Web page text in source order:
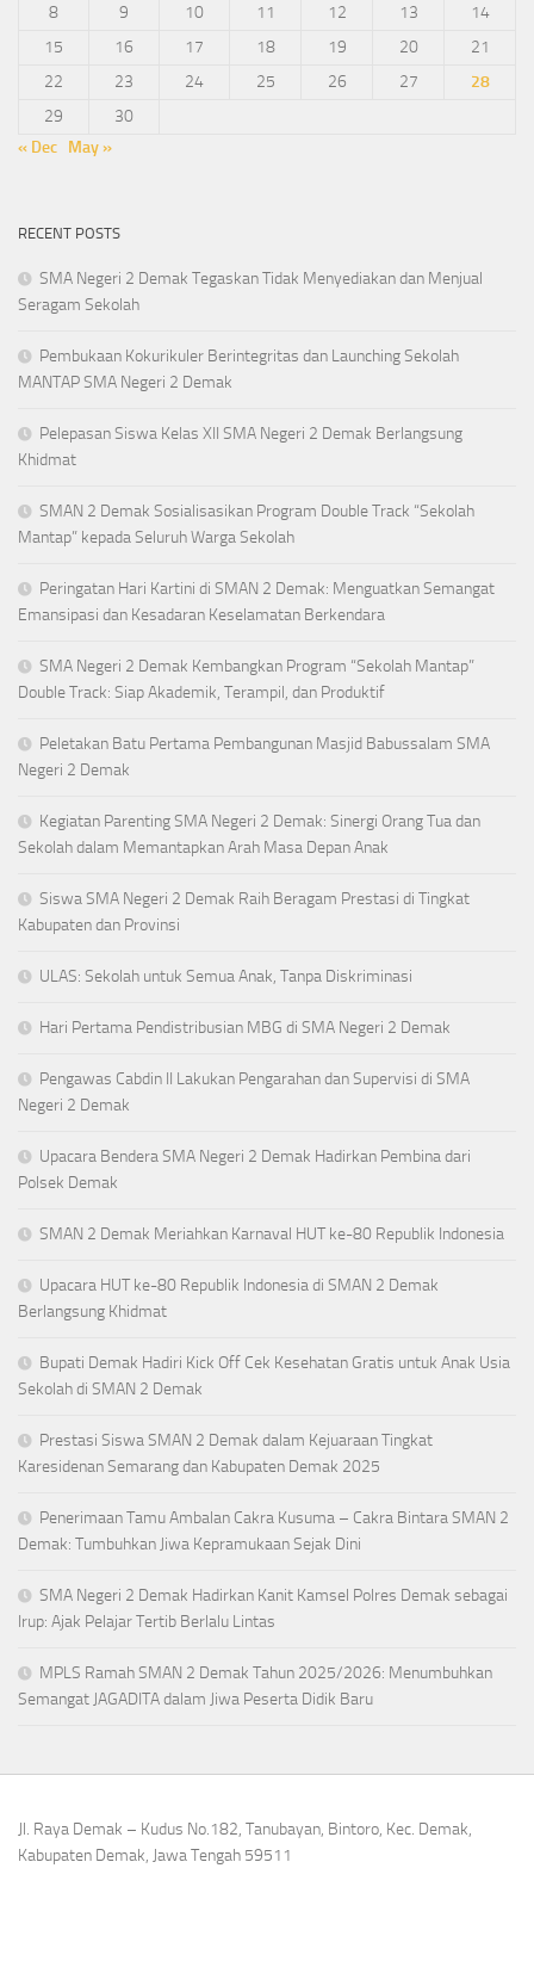
8
9 10 11 12 13
14
15
16 17 18 19 20
21
22
23 24 25 26 27
28
29
30
« Dec May »
RECENT POSTS
SMA Negeri 2 Demak Tegaskan Tidak Menyediakan dan Menjual
Seragam Sekolah
Pembukaan Kokurikuler Berintegritas dan Launching Sekolah
MANTAP SMA Negeri 2 Demak
Pelepasan Siswa Kelas XII SMA Negeri 2 Demak Berlangsung
Khidmat
SMAN 2 Demak Sosialisasikan Program Double Track “Sekolah
Mantap” kepada Seluruh Warga Sekolah
Peringatan Hari Kartini di SMAN 2 Demak: Menguatkan Semangat
Emansipasi dan Kesadaran Keselamatan Berkendara
SMA Negeri 2 Demak Kembangkan Program “Sekolah Mantap”
Double Track: Siap Akademik, Terampil, dan Produktif
Peletakan Batu Pertama Pembangunan Masjid Babussalam SMA
Negeri 2 Demak
Kegiatan Parenting SMA Negeri 2 Demak: Sinergi Orang Tua dan
Sekolah dalam Memantapkan Arah Masa Depan Anak
Siswa SMA Negeri 2 Demak Raih Beragam Prestasi di Tingkat
Kabupaten dan Provinsi
ULAS: Sekolah untuk Semua Anak, Tanpa Diskriminasi
Hari Pertama Pendistribusian MBG di SMA Negeri 2 Demak
Pengawas Cabdin II Lakukan Pengarahan dan Supervisi di SMA
Negeri 2 Demak
Upacara Bendera SMA Negeri 2 Demak Hadirkan Pembina dari
Polsek Demak
SMAN 2 Demak Meriahkan Karnaval HUT ke-80 Republik Indonesia
Upacara HUT ke-80 Republik Indonesia di SMAN 2 Demak
Berlangsung Khidmat
Bupati Demak Hadiri Kick Off Cek Kesehatan Gratis untuk Anak Usia
Sekolah di SMAN 2 Demak
Prestasi Siswa SMAN 2 Demak dalam Kejuaraan Tingkat
Karesidenan Semarang dan Kabupaten Demak 2025
Penerimaan Tamu Ambalan Cakra Kusuma – Cakra Bintara SMAN 2
Demak: Tumbuhkan Jiwa Kepramukaan Sejak Dini
SMA Negeri 2 Demak Hadirkan Kanit Kamsel Polres Demak sebagai
Irup: Ajak Pelajar Tertib Berlalu Lintas
MPLS Ramah SMAN 2 Demak Tahun 2025/2026: Menumbuhkan
Semangat JAGADITA dalam Jiwa Peserta Didik Baru
Jl. Raya Demak – Kudus No.182, Tanubayan, Bintoro, Kec. Demak,
Kabupaten Demak, Jawa Tengah 59511